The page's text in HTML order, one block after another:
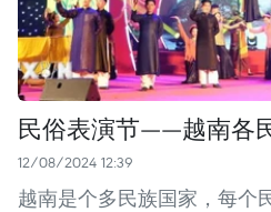
民俗表演节——越南各
12/08/2024 12:39
越南是个多民族国家，每个